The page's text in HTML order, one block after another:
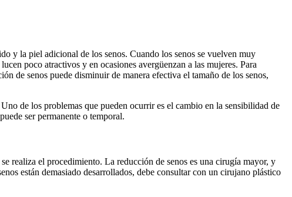
y la piel adicional de los senos. Cuando los senos se vuelven muy
poco atractivos y en ocasiones avergüenzan a las mujeres. Para
de senos puede disminuir de manera efectiva el tamaño de los senos,
de los problemas que pueden ocurrir es el cambio en la sensibilidad de
ser permanente o temporal.
realiza el procedimiento. La reducción de senos es una cirugía mayor, y
están demasiado desarrollados, debe consultar con un cirujano plástico